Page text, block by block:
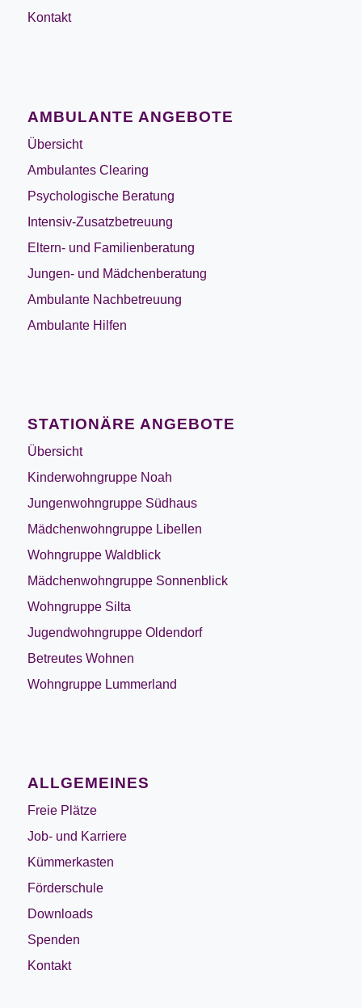
Kontakt
AMBULANTE ANGEBOTE
Übersicht
Ambulantes Clearing
Psychologische Beratung
Intensiv-Zusatzbetreuung
Eltern- und Familienberatung
Jungen- und Mädchenberatung
Ambulante Nachbetreuung
Ambulante Hilfen
STATIONÄRE ANGEBOTE
Übersicht
Kinderwohngruppe Noah
Jungenwohngruppe Südhaus
Mädchenwohngruppe Libellen
Wohngruppe Waldblick
Mädchenwohngruppe Sonnenblick
Wohngruppe Silta
Jugendwohngruppe Oldendorf
Betreutes Wohnen
Wohngruppe Lummerland
ALLGEMEINES
Freie Plätze
Job- und Karriere
Kümmerkasten
Förderschule
Downloads
Spenden
Kontakt